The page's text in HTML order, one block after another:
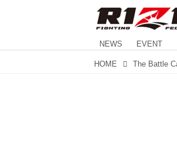
NEWS EVENT
HOME